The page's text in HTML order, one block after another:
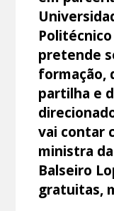
pretende
formação,
partilha e
vai contar
ministra
Balseiro
gratuitas,